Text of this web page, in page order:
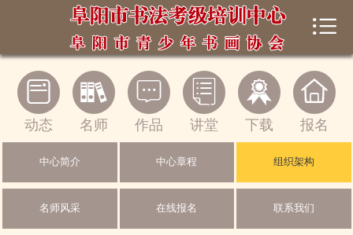
 首页
中心概况
新闻动态
书法考级
师生风采


动态

名师

作品

讲堂

下载

报名
中心简介 中心章程 组织架构
名师风采 在线报名 联系我们